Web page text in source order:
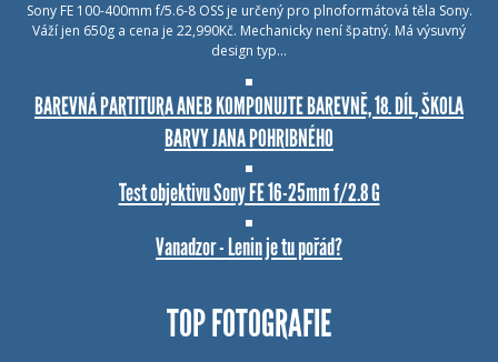
Sony FE 100-400mm f/5.6-8 OSS je určený pro plnoformátová těla Sony.
Váží jen 650g a cena je 22,990Kč. Mechanicky není špatný. Má výsuvný
design typ…
BAREVNÁ PARTITURA ANEB KOMPONUJTE BAREVNĚ, 18. DÍL, ŠKOLA
BARVY JANA POHRIBNÉHO
Test objektivu Sony FE 16-25mm f/2.8 G
Vanadzor - Lenin je tu pořád?
TOP FOTOGRAFIE